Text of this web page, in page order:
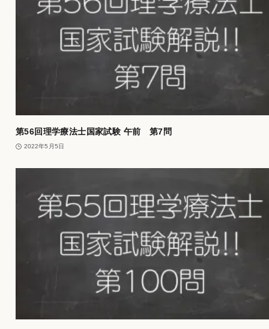
第56回理学療法士国家試験 午前 第7問
2022年5月5日